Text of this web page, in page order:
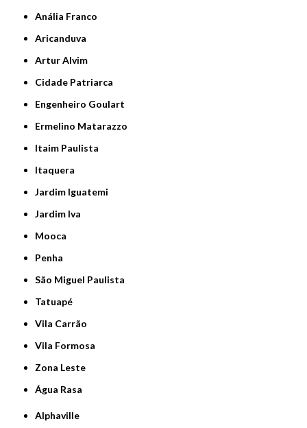
Anália Franco
Aricanduva
Artur Alvim
Cidade Patriarca
Engenheiro Goulart
Ermelino Matarazzo
Itaim Paulista
Itaquera
Jardim Iguatemi
Jardim Iva
Mooca
Penha
São Miguel Paulista
Tatuapé
Vila Carrão
Vila Formosa
Zona Leste
Água Rasa
Alphaville